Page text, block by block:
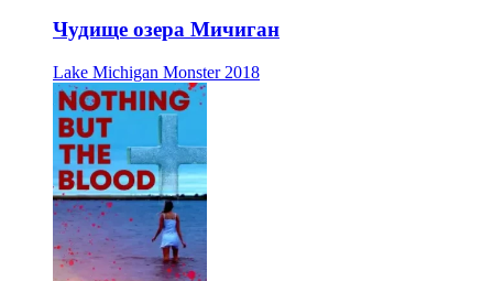
Чудище озера Мичиган
Lake Michigan Monster 2018